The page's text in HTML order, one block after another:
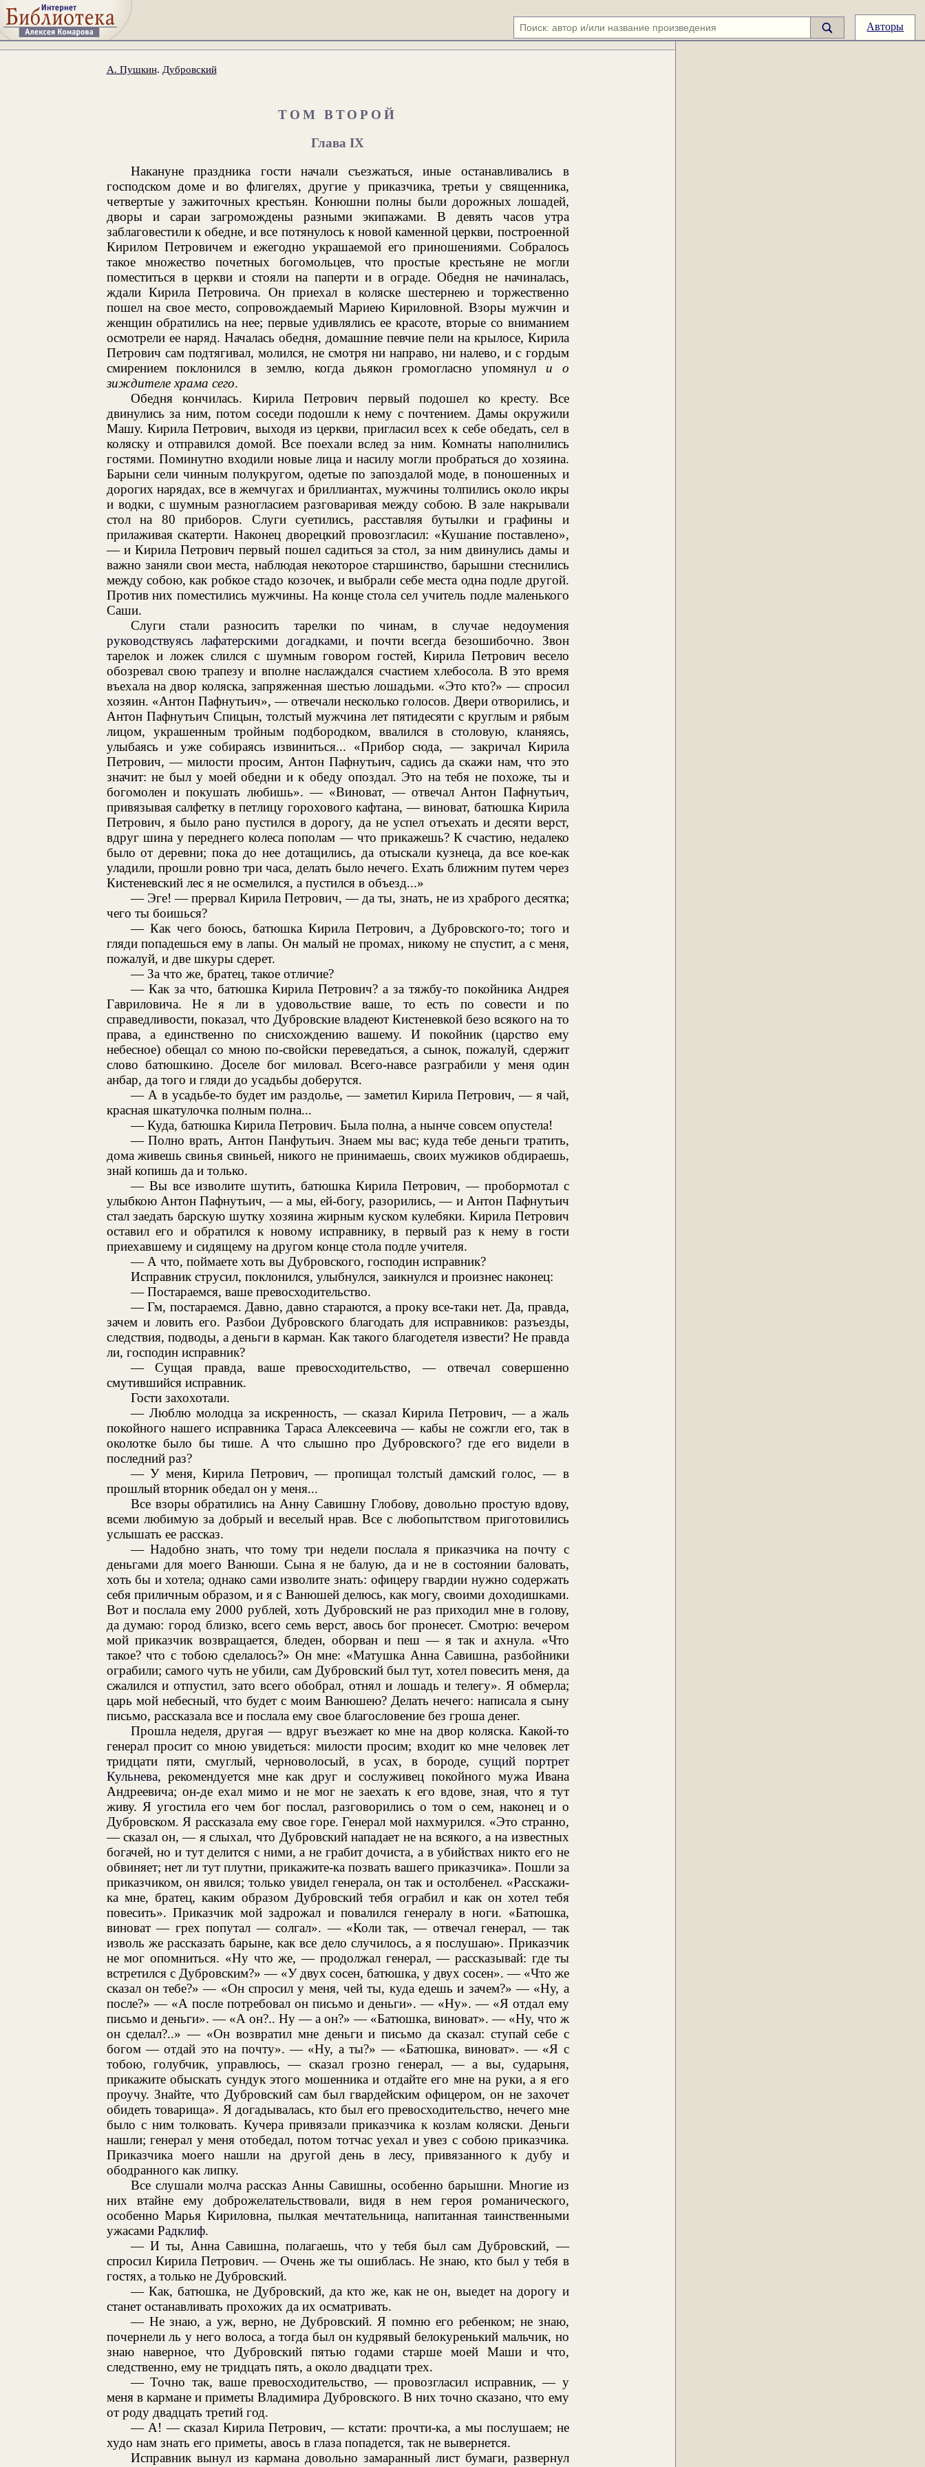
Авторы
А. Пушкин. Дубровский
ТОМ ВТОРОЙ
Глава IX
Накануне праздника гости начали съезжаться, иные останавливались в
господском доме и во флигелях, другие у приказчика, третьи у священника,
четвертые у зажиточных крестьян. Конюшни полны были дорожных лошадей,
дворы и сараи загромождены разными экипажами. В девять часов утра
заблаговестили к обедне, и все потянулось к новой каменной церкви, построенной
Кирилом Петровичем и ежегодно украшаемой его приношениями. Собралось
такое множество почетных богомольцев, что простые крестьяне не могли
поместиться в церкви и стояли на паперти и в ограде. Обедня не начиналась,
ждали Кирила Петровича. Он приехал в коляске шестернею и торжественно
пошел на свое место, сопровождаемый Мариею Кириловной. Взоры мужчин и
женщин обратились на нее; первые удивлялись ее красоте, вторые со вниманием
осмотрели ее наряд. Началась обедня, домашние певчие пели на крылосе, Кирила
Петрович сам подтягивал, молился, не смотря ни направо, ни налево, и с гордым
смирением поклонился в землю, когда дьякон громогласно упомянул и о
зиждителе храма сего.
Обедня кончилась. Кирила Петрович первый подошел ко кресту. Все
двинулись за ним, потом соседи подошли к нему с почтением. Дамы окружили
Машу. Кирила Петрович, выходя из церкви, пригласил всех к себе обедать, сел в
коляску и отправился домой. Все поехали вслед за ним. Комнаты наполнились
гостями. Поминутно входили новые лица и насилу могли пробраться до хозяина.
Барыни сели чинным полукругом, одетые по запоздалой моде, в поношенных и
дорогих нарядах, все в жемчугах и бриллиантах, мужчины толпились около икры
и водки, с шумным разногласием разговаривая между собою. В зале накрывали
стол на 80 приборов. Слуги суетились, расставляя бутылки и графины и
прилаживая скатерти. Наконец дворецкий провозгласил: «Кушание поставлено»,
— и Кирила Петрович первый пошел садиться за стол, за ним двинулись дамы и
важно заняли свои места, наблюдая некоторое старшинство, барышни стеснились
между собою, как робкое стадо козочек, и выбрали себе места одна подле другой.
Против них поместились мужчины. На конце стола сел учитель подле маленького
Саши.
Слуги стали разносить тарелки по чинам, в случае недоумения
руководствуясь лафатерскими догадками, и почти всегда безошибочно. Звон
тарелок и ложек слился с шумным говором гостей, Кирила Петрович весело
обозревал свою трапезу и вполне наслаждался счастием хлебосола. В это время
въехала на двор коляска, запряженная шестью лошадьми. «Это кто?» — спросил
хозяин. «Антон Пафнутьич», — отвечали несколько голосов. Двери отворились, и
Антон Пафнутьич Спицын, толстый мужчина лет пятидесяти с круглым и рябым
лицом, украшенным тройным подбородком, ввалился в столовую, кланяясь,
улыбаясь и уже собираясь извиниться... «Прибор сюда, — закричал Кирила
Петрович, — милости просим, Антон Пафнутьич, садись да скажи нам, что это
значит: не был у моей обедни и к обеду опоздал. Это на тебя не похоже, ты и
богомолен и покушать любишь». — «Виноват, — отвечал Антон Пафнутьич,
привязывая салфетку в петлицу горохового кафтана, — виноват, батюшка Кирила
Петрович, я было рано пустился в дорогу, да не успел отъехать и десяти верст,
вдруг шина у переднего колеса пополам — что прикажешь? К счастию, недалеко
было от деревни; пока до нее дотащились, да отыскали кузнеца, да все кое-как
уладили, прошли ровно три часа, делать было нечего. Ехать ближним путем через
Кистеневский лес я не осмелился, а пустился в объезд...»
— Эге! — прервал Кирила Петрович, — да ты, знать, не из храброго десятка;
чего ты боишься?
— Как чего боюсь, батюшка Кирила Петрович, а Дубровского-то; того и
гляди попадешься ему в лапы. Он малый не промах, никому не спустит, а с меня,
пожалуй, и две шкуры сдерет.
— За что же, братец, такое отличие?
— Как за что, батюшка Кирила Петрович? а за тяжбу-то покойника Андрея
Гавриловича. Не я ли в удовольствие ваше, то есть по совести и по
справедливости, показал, что Дубровские владеют Кистеневкой безо всякого на то
права, а единственно по снисхождению вашему. И покойник (царство ему
небесное) обещал со мною по-свойски переведаться, а сынок, пожалуй, сдержит
слово батюшкино. Доселе бог миловал. Всего-навсе разграбили у меня один
анбар, да того и гляди до усадьбы доберутся.
— А в усадьбе-то будет им раздолье, — заметил Кирила Петрович, — я чай,
красная шкатулочка полным полна...
— Куда, батюшка Кирила Петрович. Была полна, а нынче совсем опустела!
— Полно врать, Антон Панфутьич. Знаем мы вас; куда тебе деньги тратить,
дома живешь свинья свиньей, никого не принимаешь, своих мужиков обдираешь,
знай копишь да и только.
— Вы все изволите шутить, батюшка Кирила Петрович, — пробормотал с
улыбкою Антон Пафнутьич, — а мы, ей-богу, разорились, — и Антон Пафнутьич
стал заедать барскую шутку хозяина жирным куском кулебяки. Кирила Петрович
оставил его и обратился к новому исправнику, в первый раз к нему в гости
приехавшему и сидящему на другом конце стола подле учителя.
— А что, поймаете хоть вы Дубровского, господин исправник?
Исправник струсил, поклонился, улыбнулся, заикнулся и произнес наконец:
— Постараемся, ваше превосходительство.
— Гм, постараемся. Давно, давно стараются, а проку все-таки нет. Да, правда,
зачем и ловить его. Разбои Дубровского благодать для исправников: разъезды,
следствия, подводы, а деньги в карман. Как такого благодетеля извести? Не правда
ли, господин исправник?
— Сущая правда, ваше превосходительство, — отвечал совершенно
смутившийся исправник.
Гости захохотали.
— Люблю молодца за искренность, — сказал Кирила Петрович, — а жаль
покойного нашего исправника Тараса Алексеевича — кабы не сожгли его, так в
околотке было бы тише. А что слышно про Дубровского? где его видели в
последний раз?
— У меня, Кирила Петрович, — пропищал толстый дамский голос, — в
прошлый вторник обедал он у меня...
Все взоры обратились на Анну Савишну Глобову, довольно простую вдову,
всеми любимую за добрый и веселый нрав. Все с любопытством приготовились
услышать ее рассказ.
— Надобно знать, что тому три недели послала я приказчика на почту с
деньгами для моего Ванюши. Сына я не балую, да и не в состоянии баловать,
хоть бы и хотела; однако сами изволите знать: офицеру гвардии нужно содержать
себя приличным образом, и я с Ванюшей делюсь, как могу, своими доходишками.
Вот и послала ему 2000 рублей, хоть Дубровский не раз приходил мне в голову,
да думаю: город близко, всего семь верст, авось бог пронесет. Смотрю: вечером
мой приказчик возвращается, бледен, оборван и пеш — я так и ахнула. «Что
такое? что с тобою сделалось?» Он мне: «Матушка Анна Савишна, разбойники
ограбили; самого чуть не убили, сам Дубровский был тут, хотел повесить меня, да
сжалился и отпустил, зато всего обобрал, отнял и лошадь и телегу». Я обмерла;
царь мой небесный, что будет с моим Ванюшею? Делать нечего: написала я сыну
письмо, рассказала все и послала ему свое благословение без гроша денег.
Прошла неделя, другая — вдруг въезжает ко мне на двор коляска. Какой-то
генерал просит со мною увидеться: милости просим; входит ко мне человек лет
тридцати пяти, смуглый, черноволосый, в усах, в бороде, сущий портрет
Кульнева, рекомендуется мне как друг и сослуживец покойного мужа Ивана
Андреевича; он-де ехал мимо и не мог не заехать к его вдове, зная, что я тут
живу. Я угостила его чем бог послал, разговорились о том о сем, наконец и о
Дубровском. Я рассказала ему свое горе. Генерал мой нахмурился. «Это странно,
— сказал он, — я слыхал, что Дубровский нападает не на всякого, а на известных
богачей, но и тут делится с ними, а не грабит дочиста, а в убийствах никто его не
обвиняет; нет ли тут плутни, прикажите-ка позвать вашего приказчика». Пошли за
приказчиком, он явился; только увидел генерала, он так и остолбенел. «Расскажи-
ка мне, братец, каким образом Дубровский тебя ограбил и как он хотел тебя
повесить». Приказчик мой задрожал и повалился генералу в ноги. «Батюшка,
виноват — грех попутал — солгал». — «Коли так, — отвечал генерал, — так
изволь же рассказать барыне, как все дело случилось, а я послушаю». Приказчик
не мог опомниться. «Ну что же, — продолжал генерал, — рассказывай: где ты
встретился с Дубровским?» — «У двух сосен, батюшка, у двух сосен». — «Что же
сказал он тебе?» — «Он спросил у меня, чей ты, куда едешь и зачем?» — «Ну, а
после?» — «А после потребовал он письмо и деньги». — «Ну». — «Я отдал ему
письмо и деньги». — «А он?.. Ну — а он?» — «Батюшка, виноват». — «Ну, что ж
он сделал?..» — «Он возвратил мне деньги и письмо да сказал: ступай себе с
богом — отдай это на почту». — «Ну, а ты?» — «Батюшка, виноват». — «Я с
тобою, голубчик, управлюсь, — сказал грозно генерал, — а вы, сударыня,
прикажите обыскать сундук этого мошенника и отдайте его мне на руки, а я его
проучу. Знайте, что Дубровский сам был гвардейским офицером, он не захочет
обидеть товарища». Я догадывалась, кто был его превосходительство, нечего мне
было с ним толковать. Кучера привязали приказчика к козлам коляски. Деньги
нашли; генерал у меня отобедал, потом тотчас уехал и увез с собою приказчика.
Приказчика моего нашли на другой день в лесу, привязанного к дубу и
ободранного как липку.
Все слушали молча рассказ Анны Савишны, особенно барышни. Многие из
них втайне ему доброжелательствовали, видя в нем героя романического,
особенно Марья Кириловна, пылкая мечтательница, напитанная таинственными
ужасами Радклиф.
— И ты, Анна Савишна, полагаешь, что у тебя был сам Дубровский, —
спросил Кирила Петрович. — Очень же ты ошиблась. Не знаю, кто был у тебя в
гостях, а только не Дубровский.
— Как, батюшка, не Дубровский, да кто же, как не он, выедет на дорогу и
станет останавливать прохожих да их осматривать.
— Не знаю, а уж, верно, не Дубровский. Я помню его ребенком; не знаю,
почернели ль у него волоса, а тогда был он кудрявый белокуренький мальчик, но
знаю наверное, что Дубровский пятью годами старше моей Маши и что,
следственно, ему не тридцать пять, а около двадцати трех.
— Точно так, ваше превосходительство, — провозгласил исправник, — у
меня в кармане и приметы Владимира Дубровского. В них точно сказано, что ему
от роду двадцать третий год.
— А! — сказал Кирила Петрович, — кстати: прочти-ка, а мы послушаем; не
худо нам знать его приметы, авось в глаза попадется, так не вывернется.
Исправник вынул из кармана довольно замаранный лист бумаги, развернул